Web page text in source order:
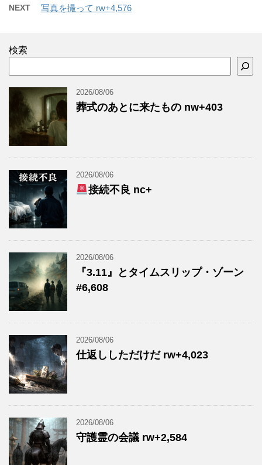
NEXT 写真を撮って rw+4,576
検索
2026/08/06
葬式のあとに来たもの nw+403
2026/08/06
接続不良 nc+
2026/08/06
『3.11』とタイムスリップ・ゾーン
#6,608
2026/08/06
仕返ししただけだ rw+4,023
2026/08/06
守護霊の会議 rw+2,584